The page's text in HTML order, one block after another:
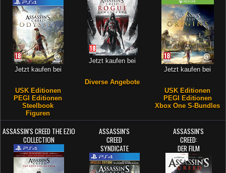
Jetzt kaufen bei
USK Editionen
PEGI Editionen
Steelbook
Figuren
Jetzt kaufen bei
Diverse Angebote
Jetzt kaufen bei
USK Editionen
PEGI Editionen
Xbox One S-Bundles
ASSASSIN'S CREED THE EZIO
COLLECTION
ASSASSIN'S
CREED
SYNDICATE
ASSASSIN'S
CREED:
DER FILM